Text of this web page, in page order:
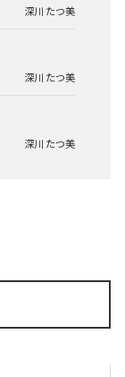
深川 たつ美
深川 たつ美
深川 たつ美